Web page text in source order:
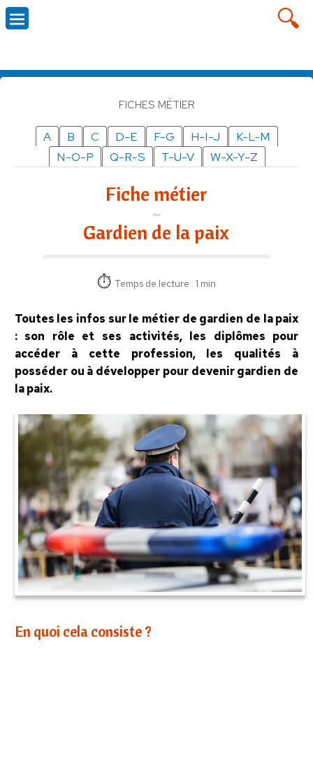
FICHES MÉTIER
A B C D-E F-G H-I-J
K-L-M
N-O-P
Q-R-S T-U-V W-X-Y-Z
Fiche métier
Gardien de la paix
Temps de lecture : 1 min
Toutes les infos sur le métier de gardien de la paix
: son rôle et ses activités, les diplômes pour
accéder à cette profession, les qualités à
posséder ou à développer pour devenir gardien de
la paix.
En quoi cela consiste ?